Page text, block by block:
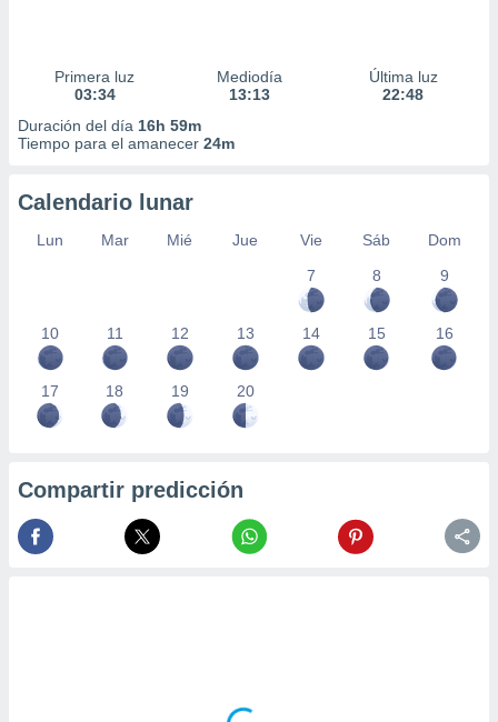
Primera luz
03:34
Mediodía
13:13
Última luz
22:48
Duración del día 16h 59m
Tiempo para el amanecer 24m
Calendario lunar
Lun Mar Mié Jue Vie Sáb
Dom
7
8 9
10 11 12 13 14 15 16
17 18 19 20
Compartir predicción